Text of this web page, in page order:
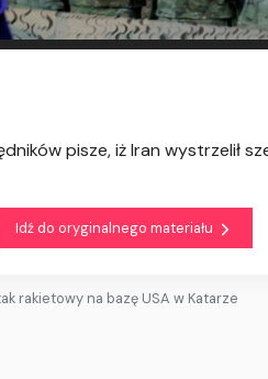
pisze, iż Iran wystrzelił
Idź do oryginalnego materiału
rakietowy na bazę USA w Katarze